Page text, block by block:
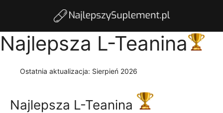
Najlepsza L-Teanina
Ostatnia aktualizacja: Sierpień 2026
Najlepsza L-Teanina